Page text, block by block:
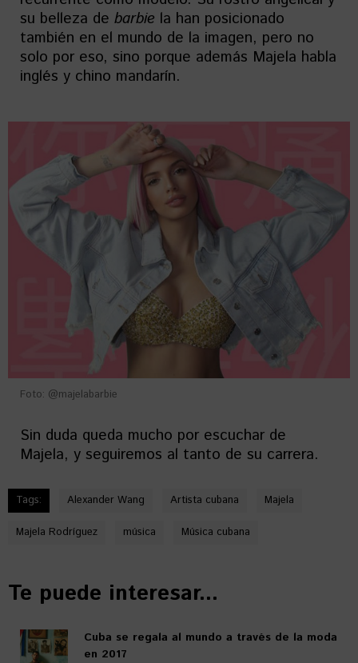
su belleza de barbie la han posicionado
también en el mundo de la imagen, pero no
solo por eso, sino porque además Majela habla
inglés y chino mandarín.
Foto: @majelabarbie
Sin duda queda mucho por escuchar de
Majela, y seguiremos al tanto de su carrera.
Tags: Alexander Wang Artista cubana Majela
Majela Rodríguez música Música cubana
Te puede interesar...
Cuba se regala al mundo a través de la moda
en 2017